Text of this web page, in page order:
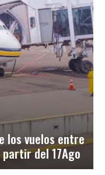
los vuelos entre
del 17Ago